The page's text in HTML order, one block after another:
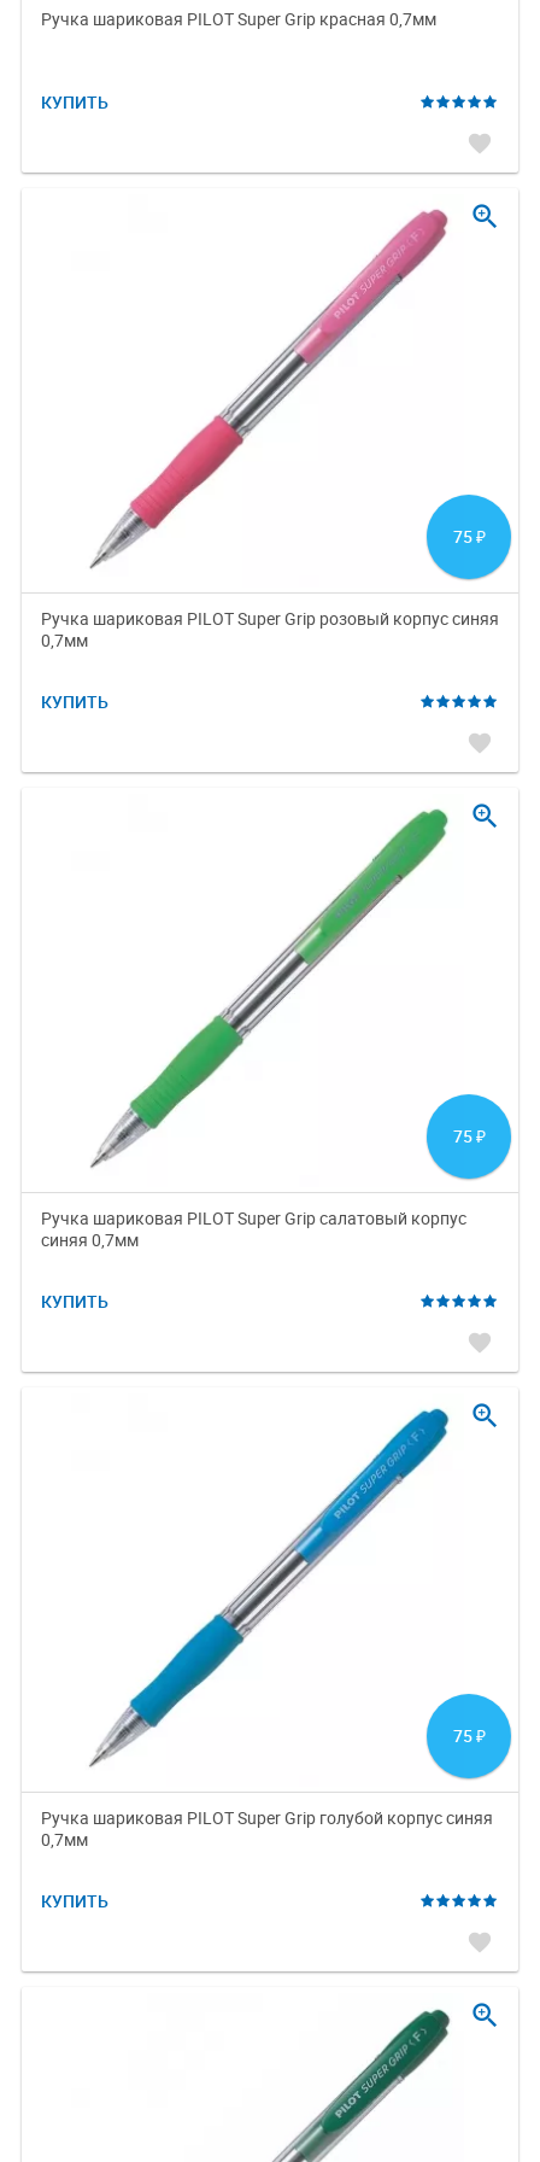
Ручка шариковая PILOT Super Grip красная 0,7мм
КУПИТЬ
favorite
75 ₽
Ручка шариковая PILOT Super Grip розовый корпус синяя
0,7мм
КУПИТЬ
favorite
zoom_in
75 ₽
Ручка шариковая PILOT Super Grip салатовый корпус
синяя 0,7мм
КУПИТЬ
favorite
zoom_in
75 ₽
Ручка шариковая PILOT Super Grip голубой корпус синяя
0,7мм
КУПИТЬ
favorite
zoom_in
zoom_in